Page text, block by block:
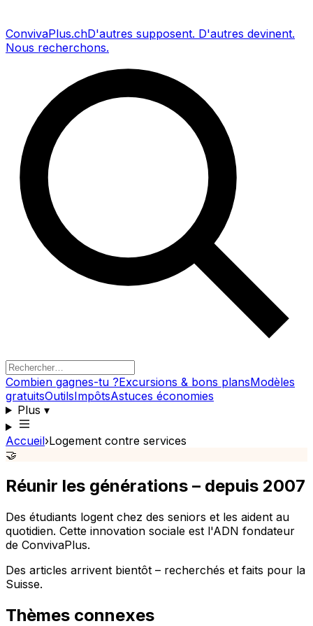
ConvivaPlus.chD'autres supposent. D'autres devinent.
Nous recherchons.
Combien gagnes-tu ?Excursions & bons plansModèles
gratuitsOutilsImpôtsAstuces économies
Plus ▾
Accueil›Logement contre services
🤝
Réunir les générations – depuis 2007
Des étudiants logent chez des seniors et les aident au
quotidien. Cette innovation sociale est l'ADN fondateur
de ConvivaPlus.
Des articles arrivent bientôt – recherchés et faits pour la
Suisse.
Thèmes connexes